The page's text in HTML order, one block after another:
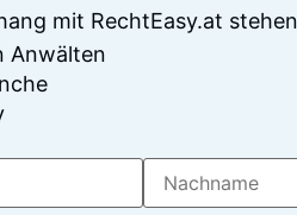
mit RechtEasy.at
Anwälten